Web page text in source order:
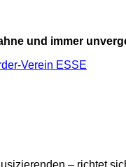
und immer
Verein ESSE
– richtet